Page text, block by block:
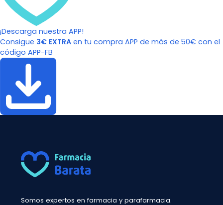
¡Descarga nuestra APP!
Consigue 3€ EXTRA en tu compra APP de más de 50€ con el
código APP-FB
Somos expertos en farmacia y parafarmacia.